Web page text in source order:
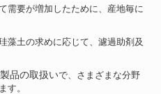
需要が増加したために、産地毎に
藻土の求めに応じて、 濾過助剤及
品の取扱いで、さまざまな分野
す。